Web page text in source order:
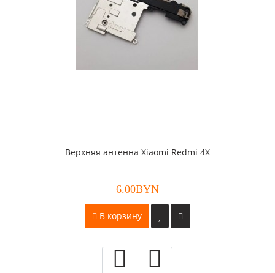
Верхняя антенна Xiaomi Redmi 4X
6.00BYN
В корзину